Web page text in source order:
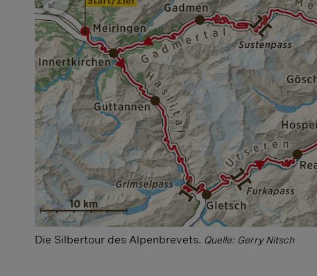
Die Silbertour des Alpenbrevets. Quelle: Gerry Nitsch